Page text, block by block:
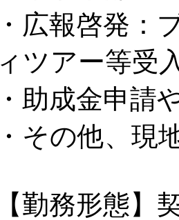
・広報啓発：
ィツアー等受
・助成金申請
・その他、現
【勤務形態】